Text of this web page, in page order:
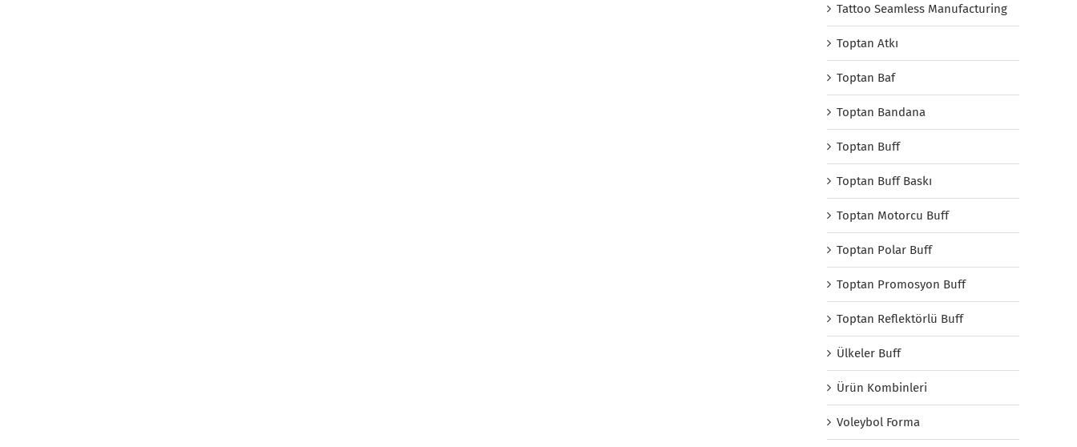
Tattoo Seamless Manufacturing
Toptan Atkı
Toptan Baf
Toptan Bandana
Toptan Buff
Toptan Buff Baskı
Toptan Motorcu Buff
Toptan Polar Buff
Toptan Promosyon Buff
Toptan Reflektörlü Buff
Ülkeler Buff
Ürün Kombinleri
Voleybol Forma